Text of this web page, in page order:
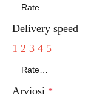
Delivery speed
1 2 3 4 5
Arviosi *